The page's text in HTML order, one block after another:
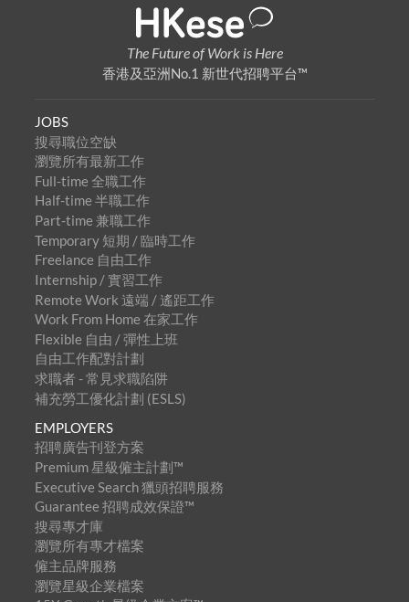
The Future of Work is Here
香港及亞洲No.1 新世代招聘平台™
JOBS
搜尋職位空缺
瀏覽所有最新工作
Full-time 全職工作
Half-time 半職工作
Part-time 兼職工作
Temporary 短期 / 臨時工作
Freelance 自由工作
Internship / 實習工作
Remote Work 遠端 / 遙距工作
Work From Home 在家工作
Flexible 自由 / 彈性上班
自由工作配對計劃
求職者 - 常見求職陷阱
補充勞工優化計劃 (ESLS)
EMPLOYERS
招聘廣告刊登方案
Premium 星級僱主計劃™
Executive Search 獵頭招聘服務
Guarantee 招聘成效保證™
搜尋專才庫
瀏覽所有專才檔案
僱主品牌服務
瀏覽星級企業檔案